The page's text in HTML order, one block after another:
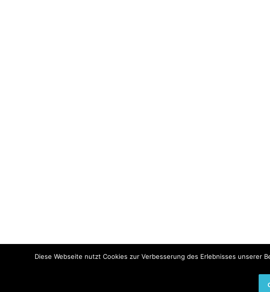
Diese Webseite nutzt Cookies zur Verbesserung des Erlebnisses unserer